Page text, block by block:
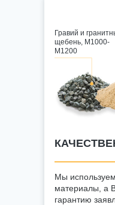
Мы
материалы, а
гарантию
Гравий и
щебень, М1000-
М1200